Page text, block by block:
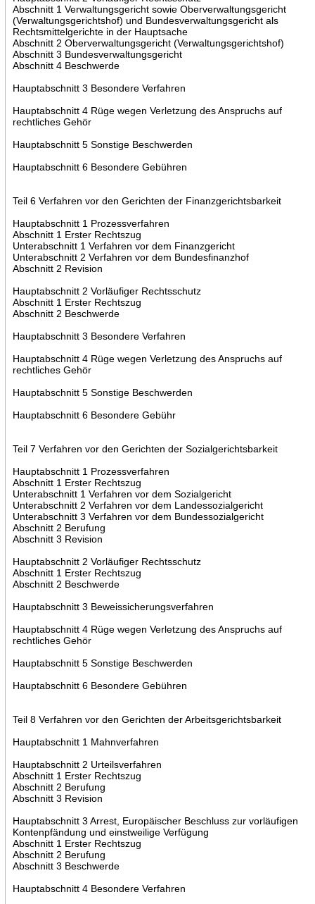
Abschnitt 1 Verwaltungsgericht sowie Oberverwaltungsgericht
(Verwaltungsgerichtshof) und Bundesverwaltungsgericht als
Rechtsmittelgerichte in der Hauptsache
Abschnitt 2 Oberverwaltungsgericht (Verwaltungsgerichtshof)
Abschnitt 3 Bundesverwaltungsgericht
Abschnitt 4 Beschwerde
Hauptabschnitt 3 Besondere Verfahren
Hauptabschnitt 4 Rüge wegen Verletzung des Anspruchs auf
rechtliches Gehör
Hauptabschnitt 5 Sonstige Beschwerden
Hauptabschnitt 6 Besondere Gebühren
Teil 6 Verfahren vor den Gerichten der Finanzgerichtsbarkeit
Hauptabschnitt 1 Prozessverfahren
Abschnitt 1 Erster Rechtszug
Unterabschnitt 1 Verfahren vor dem Finanzgericht
Unterabschnitt 2 Verfahren vor dem Bundesfinanzhof
Abschnitt 2 Revision
Hauptabschnitt 2 Vorläufiger Rechtsschutz
Abschnitt 1 Erster Rechtszug
Abschnitt 2 Beschwerde
Hauptabschnitt 3 Besondere Verfahren
Hauptabschnitt 4 Rüge wegen Verletzung des Anspruchs auf
rechtliches Gehör
Hauptabschnitt 5 Sonstige Beschwerden
Hauptabschnitt 6 Besondere Gebühr
Teil 7 Verfahren vor den Gerichten der Sozialgerichtsbarkeit
Hauptabschnitt 1 Prozessverfahren
Abschnitt 1 Erster Rechtszug
Unterabschnitt 1 Verfahren vor dem Sozialgericht
Unterabschnitt 2 Verfahren vor dem Landessozialgericht
Unterabschnitt 3 Verfahren vor dem Bundessozialgericht
Abschnitt 2 Berufung
Abschnitt 3 Revision
Hauptabschnitt 2 Vorläufiger Rechtsschutz
Abschnitt 1 Erster Rechtszug
Abschnitt 2 Beschwerde
Hauptabschnitt 3 Beweissicherungsverfahren
Hauptabschnitt 4 Rüge wegen Verletzung des Anspruchs auf
rechtliches Gehör
Hauptabschnitt 5 Sonstige Beschwerden
Hauptabschnitt 6 Besondere Gebühren
Teil 8 Verfahren vor den Gerichten der Arbeitsgerichtsbarkeit
Hauptabschnitt 1 Mahnverfahren
Hauptabschnitt 2 Urteilsverfahren
Abschnitt 1 Erster Rechtszug
Abschnitt 2 Berufung
Abschnitt 3 Revision
Hauptabschnitt 3 Arrest, Europäischer Beschluss zur vorläufigen
Kontenpfändung und einstweilige Verfügung
Abschnitt 1 Erster Rechtszug
Abschnitt 2 Berufung
Abschnitt 3 Beschwerde
Hauptabschnitt 4 Besondere Verfahren